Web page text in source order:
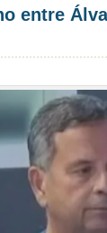
entre